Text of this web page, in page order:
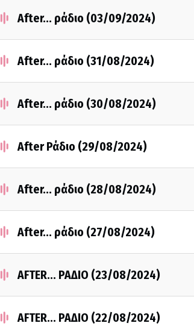
After... ράδιο (03/09/2024)
After... ράδιο (31/08/2024)
After... ράδιο (30/08/2024)
After Ράδιο (29/08/2024)
After... ράδιο (28/08/2024)
After... ράδιο (27/08/2024)
AFTER... ΡΑΔΙΟ (23/08/2024)
AFTER... ΡΑΔΙΟ (22/08/2024)